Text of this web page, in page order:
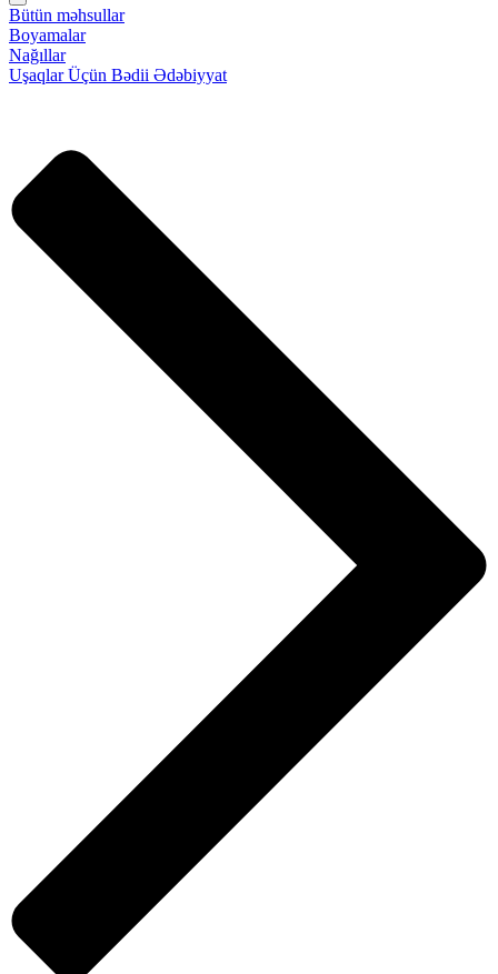
Bütün məhsullar
Boyamalar
Nağıllar
Uşaqlar Üçün Bədii Ədəbiyyat